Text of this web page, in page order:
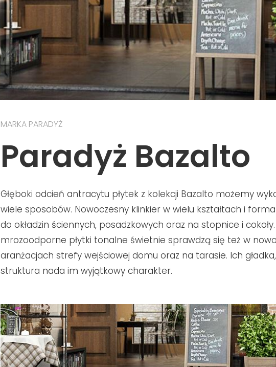
MARKA PARADYŻ
Paradyż Bazalto
Głęboki odcień antracytu płytek z kolekcji Bazalto możemy
wiele sposobów. Nowoczesny klinkier w wielu kształtach i
do okładzin ściennych, posadzkowych oraz na stopnice i cokoły.
mrozoodporne płytki tonalne świetnie sprawdzą się też w
aranżacjach strefy wejściowej domu oraz na tarasie. Ich
struktura nada im wyjątkowy charakter.